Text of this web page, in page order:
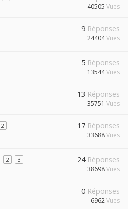
40505 Vues
9 Réponses
24404Vues
5 Réponses
13544Vues
13 Réponses
35751 Vues
2
17 Réponses
33688Vues
2
3
24 Réponses
38698Vues
0 Réponses
6962Vues